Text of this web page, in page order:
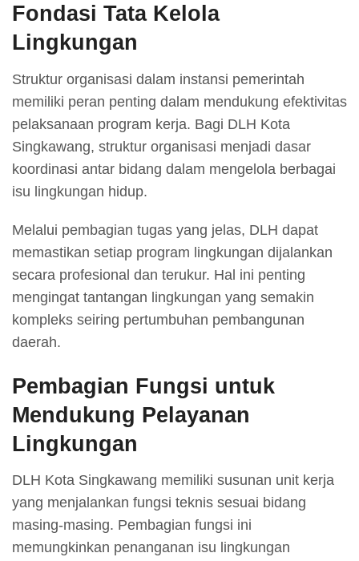
Fondasi Tata Kelola
Lingkungan
Struktur organisasi dalam instansi pemerintah
memiliki peran penting dalam mendukung efektivitas
pelaksanaan program kerja. Bagi DLH Kota
Singkawang, struktur organisasi menjadi dasar
koordinasi antar bidang dalam mengelola berbagai
isu lingkungan hidup.
Melalui pembagian tugas yang jelas, DLH dapat
memastikan setiap program lingkungan dijalankan
secara profesional dan terukur. Hal ini penting
mengingat tantangan lingkungan yang semakin
kompleks seiring pertumbuhan pembangunan
daerah.
Pembagian Fungsi untuk
Mendukung Pelayanan
Lingkungan
DLH Kota Singkawang memiliki susunan unit kerja
yang menjalankan fungsi teknis sesuai bidang
masing-masing. Pembagian fungsi ini
memungkinkan penanganan isu lingkungan